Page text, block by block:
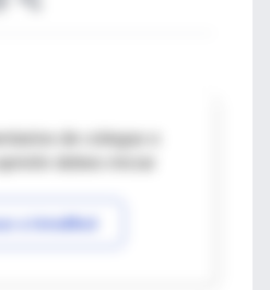
de colegas o
a IntraMed